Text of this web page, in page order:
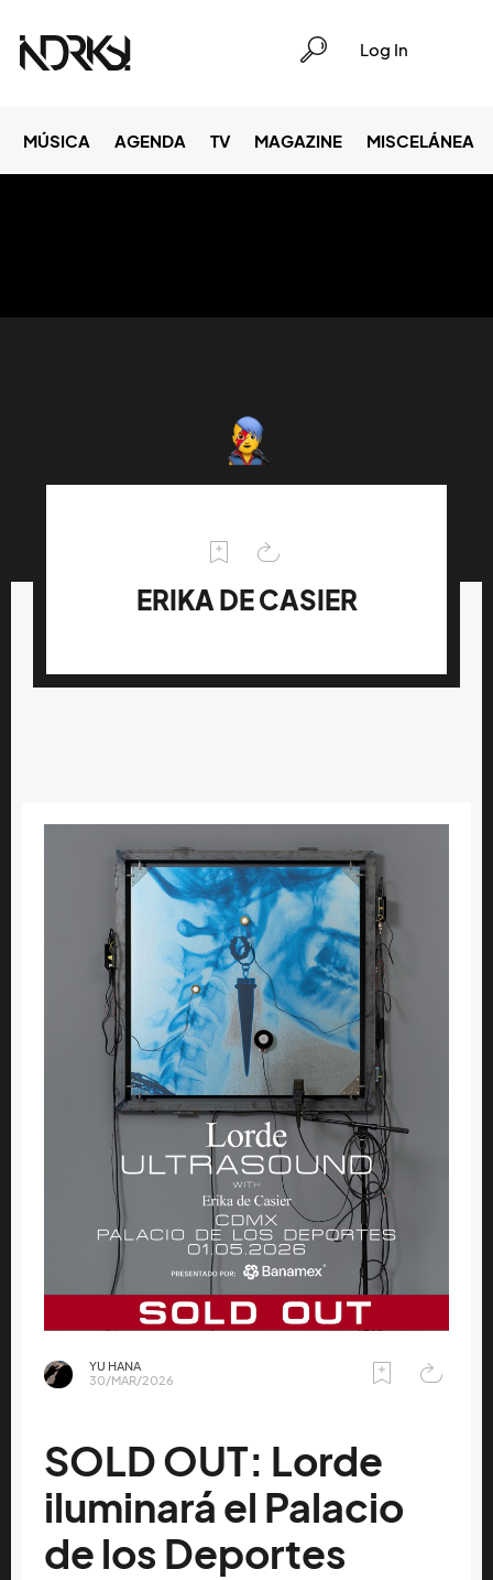
Log In
MÚSICA AGENDA TV MAGAZINE MISCELÁNEA
ERIKA DE CASIER
YU HANA
30/MAR/2026
SOLD OUT: Lorde
iluminará el Palacio
de los Deportes